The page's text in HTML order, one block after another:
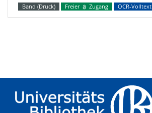
Band (Druck) Freier Zugang OCR-Volltext